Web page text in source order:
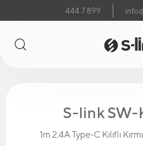
444 7 899
S-link SW-
1m 2.4A Type-C Kılıflı